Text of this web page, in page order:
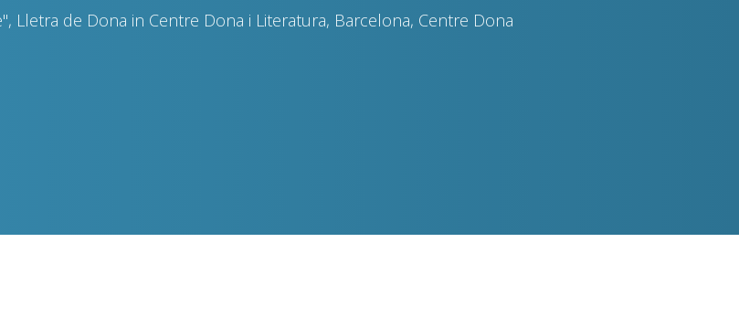
Lletra de Dona in Centre Dona i Literatura, Barcelona, Centre Dona